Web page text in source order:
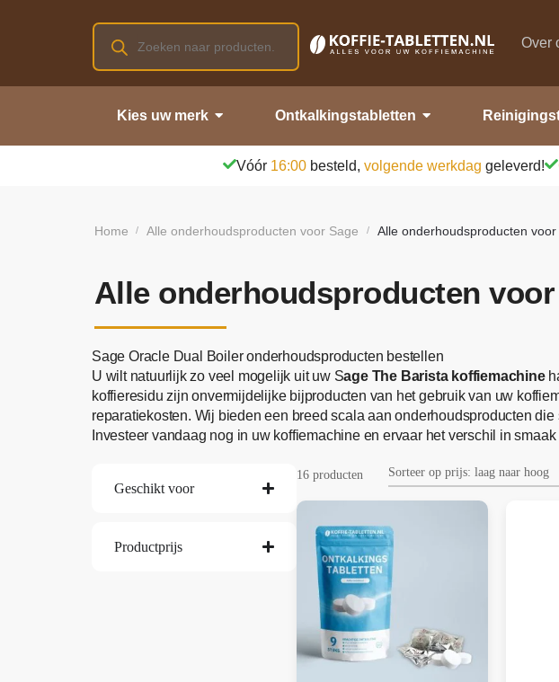
Over
Kies uw merk Ontkalkingstabletten
Vóór 16:00 besteld, volgende werkdag geleverd!
Home / Alle onderhoudsproducten voor Sage / Alle onderhoudsproducten
Alle onderhoudsproducten
Sage Oracle Dual Boiler onderhoudsproducten bestellen
U wilt natuurlijk zo veel mogelijk uit uw Sage The Barista koffiemachine
koffieresidu zijn onvermijdelijke bijproducten van het gebruik van uw
reparatiekosten. Wij bieden een breed scala aan onderhoudsproducten
Investeer vandaag nog in uw koffiemachine en ervaar het verschil in
Geschikt voor
Productprijs
16 producten